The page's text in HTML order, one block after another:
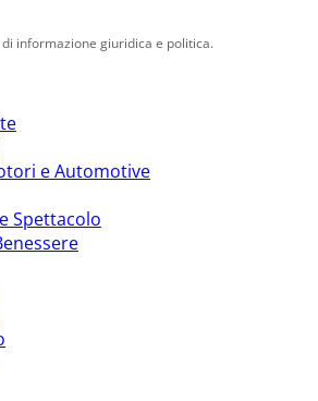
informazione giuridica e politica.
e Automotive
Spettacolo